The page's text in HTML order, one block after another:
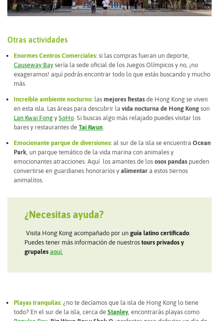
Otras actividades
Enormes Centros Comerciales: si las compras fueran un deporte,
Causeway Bay sería la sede oficial de los Juegos Olímpicos y no, ¡no
exageramos! aquí podrás encontrar todo lo que estás buscando y mucho
más.
Increíble ambiente nocturno: las mejores fiestas de Hong Kong se viven
en esta isla. Las áreas para descubrir la vida nocturna de Hong Kong son
Lan Kwai Fong y SoHo . Si buscas algo más relajado puedes visitar los
bares y restaurantes de Tai Kwun
Emocionante parque de diversiones: al sur de la isla se encuentra Ocean
Park , un parque temático de la vida marina con animales y
emocionantes atracciones. Aquí los amantes de los osos pandas pueden
convertirse en guardianes honorarios y alimentar a estos tiernos
animalitos.
¿Necesitas ayuda?
Visita Hong Kong acompañado por un guía latino certificado
Puedes tener más información de nuestros tours privados y
grupales aquí.
Playas tranquilas: ¿no te decíamos que la isla de Hong Kong lo tiene
todo? En el sur de la isla, cerca de Stanley , encontrarás playas como